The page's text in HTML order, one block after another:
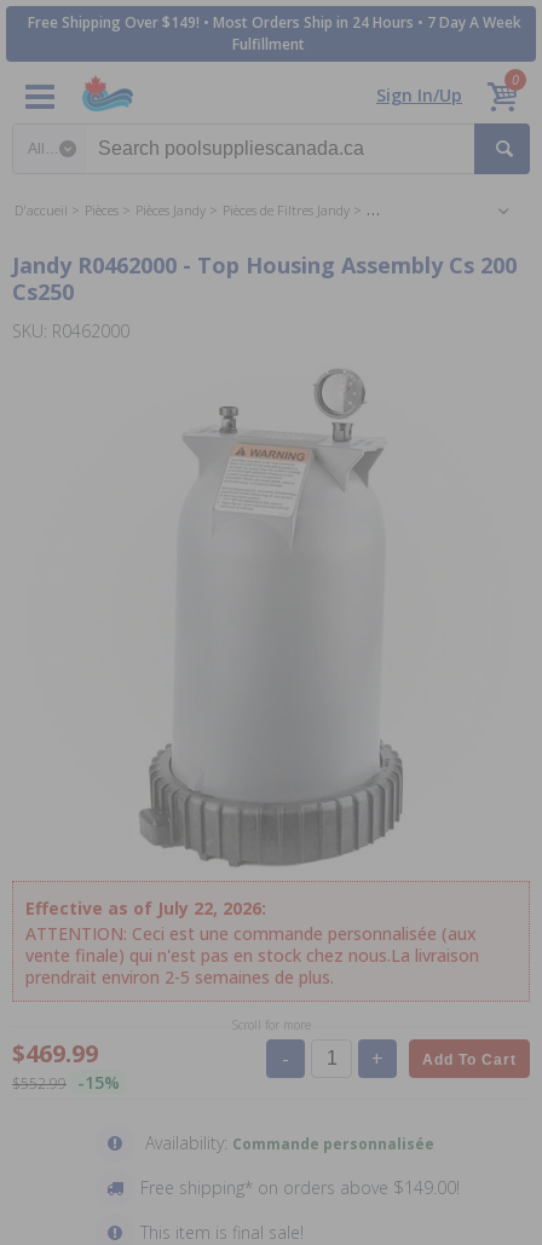
Free Shipping Over $149! • Most Orders Ship in 24 Hours • 7 Day A Week
Fulfillment
Sign In/Up
0
D'accueil Pièces Pièces Jandy Pièces de Filtres Jandy Jandy CS Series Cartridge
Jandy R0462000 - Top Housing Assembly Cs 200
Cs250
SKU: R0462000
Effective as of July 22, 2026:
ATTENTION: Ceci est une commande personnalisée (aux
vente finale) qui n'est pas en stock chez nous.La livraison
prendrait environ 2-5 semaines de plus.
Scroll for more
$469.99
$552.99 -15%
- + Add To Cart
Availability: Commande personnalisée
Free shipping* on orders above $149.00!
This item is final sale!